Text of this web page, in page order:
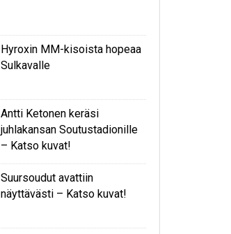
Hyroxin MM-kisoista hopeaa
Sulkavalle
Antti Ketonen keräsi
juhlakansan Soutustadionille
– Katso kuvat!
Suursoudut avattiin
näyttävästi – Katso kuvat!